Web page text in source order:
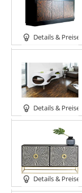
Details & Preise
Details & Preise
Details & Preise